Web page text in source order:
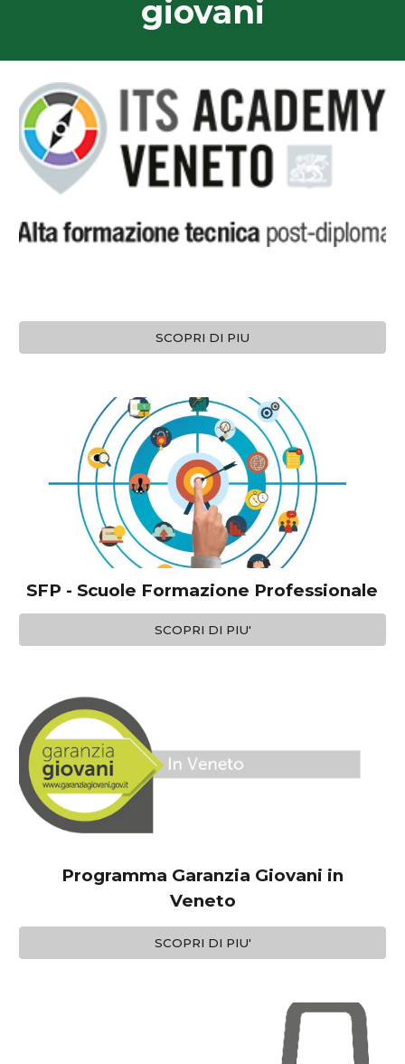
giovani
SCOPRI DI PIU
SFP - Scuole Formazione Professionale
SCOPRI DI PIU'
Programma Garanzia Giovani in
Veneto
SCOPRI DI PIU'